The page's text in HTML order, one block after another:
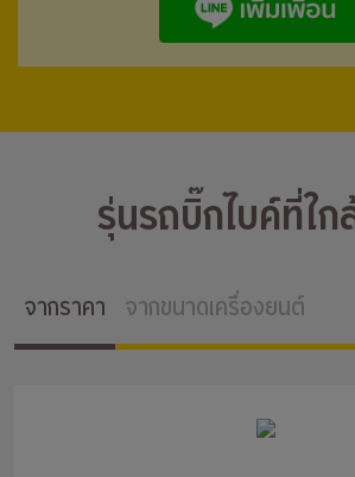
รุ่นรถบิ๊กไบค์ที่ใก
จากราคา จากขนาดเครื่องยนต์